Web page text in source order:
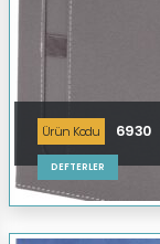
Ürün Kodu 6930
DEFTERLER